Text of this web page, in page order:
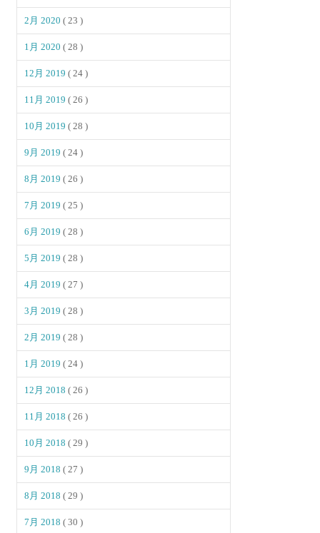
2月 2020( 23 )
1月 2020( 28 )
12月 2019( 24 )
11月 2019( 26 )
10月 2019( 28 )
9月 2019( 24 )
8月 2019( 26 )
7月 2019( 25 )
6月 2019( 28 )
5月 2019( 28 )
4月 2019( 27 )
3月 2019( 28 )
2月 2019( 28 )
1月 2019( 24 )
12月 2018( 26 )
11月 2018( 26 )
10月 2018( 29 )
9月 2018( 27 )
8月 2018( 29 )
7月 2018( 30 )